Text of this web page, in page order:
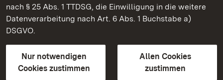
nach § 25 Abs. 1 TTDSG, die Einwilligung in die weitere
Datenverarbeitung nach Art. 6 Abs. 1 Buchstabe a)
DSGVO.
Nur notwendigen
Cookies zustimmen
Allen Cookies
zustimmen
Staatliche Schlösser und Gärten Baden-Württemberg
Kontakt
GebärdenspracheLeichte Sprache
Erklärung zur Barrierefreiheit
BITV-konform (geprüfte Seiten)